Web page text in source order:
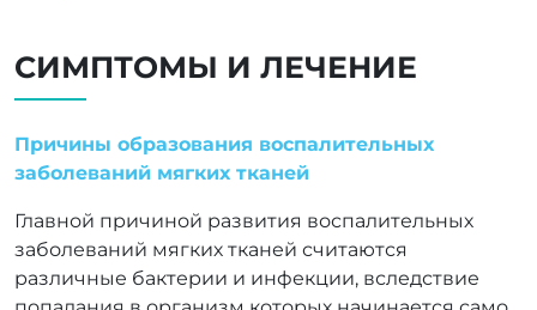
СИМПТОМЫ И ЛЕЧЕНИЕ
Причины образования воспалительных
заболеваний мягких тканей
Главной причиной развития воспалительных
заболеваний мягких тканей считаются
различные бактерии и инфекции, вследствие